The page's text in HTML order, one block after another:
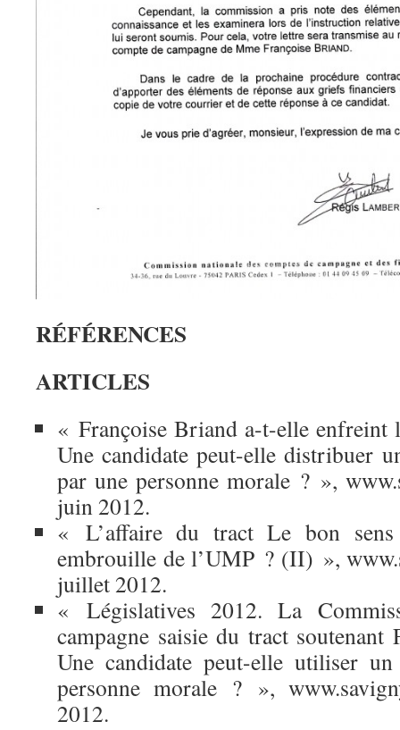
RÉFÉRENCES
ARTICLES
« Françoise Briand a-t-elle enfreint
Une candidate peut-elle distribuer
par une personne morale ? »,
juin 2012.
« L’affaire du tract Le bon
embrouille de l’UMP ? (II) »,
juillet 2012.
« Législatives 2012. La
campagne saisie du tract
Une candidate peut-elle utiliser
personne morale ? »,
2012.